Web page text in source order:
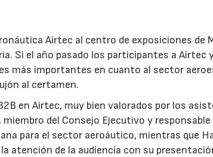
Airtec al centro de exposiciones de
Si el año pasado los participantes a
más importantes en cuanto al sector
al certamen.
en Airtec, muy bien valorados por los
miembro del Consejo Ejecutivo y
para el sector aeroáutico, mientras que
atención de la audiencia con su